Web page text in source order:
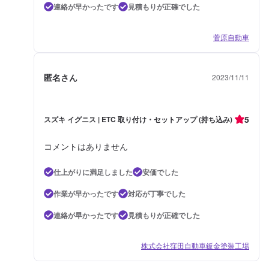
連絡が早かったです
見積もりが正確でした
菅原自動車
匿名さん 2023/11/11
スズキ イグニス | ETC 取り付け・セットアップ (持ち込み) 5
コメントはありません
仕上がりに満足しました
安価でした
作業が早かったです
対応が丁寧でした
連絡が早かったです
見積もりが正確でした
株式会社窪田自動車鈑金塗装工場